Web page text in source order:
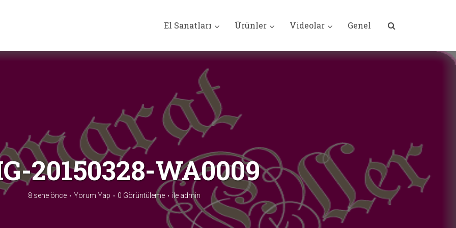
El Sanatları Ürünler Videolar Genel
20150328-WA0009
8 sene önce Yorum Yap 0 Görüntüleme ile admin